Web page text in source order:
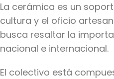
La cerámica es un
cultura y el oficio
busca resaltar la
nacional e internacional.
El colectivo está